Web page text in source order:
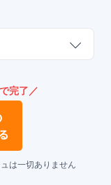
完了／
は一切ありません